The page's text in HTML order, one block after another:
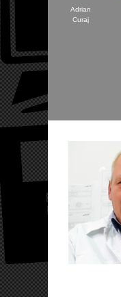
Adrian
Curaj